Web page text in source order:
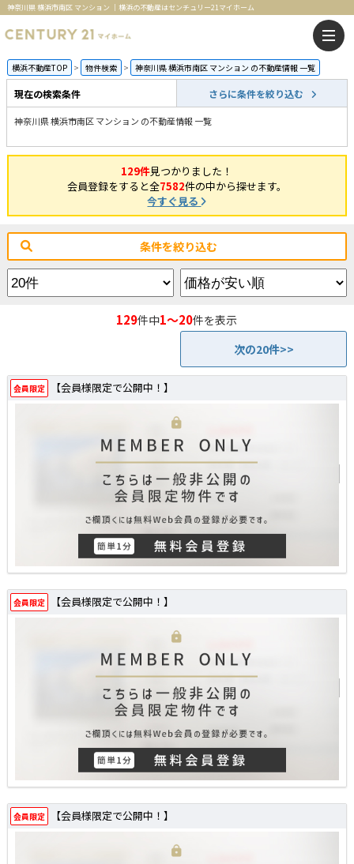
神奈川県 横浜市南区 マンション ｜横浜の不動産はセンチュリー21マイホーム
横浜不動産TOP 物件検索 神奈川県 横浜市南区 マンション の不動産情報 一覧
現在の検索条件 さらに条件を絞り込む
神奈川県 横浜市南区 マンション の不動産情報 一覧
129件見つかりました！
会員登録をすると全7582件の中から探せます。
今すぐ見る
条件を絞り込む
129件中1～20件を表示
次の20件>>
会員限定 【会員様限定で公開中！】
会員限定 【会員様限定で公開中！】
会員限定 【会員様限定で公開中！】